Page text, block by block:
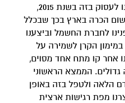
להגנת הטבע. "התחלנו לעסוק בזה בשנת 2015,
הכרה בארץ בכך שבכלל
לחברת החשמל וביצענו
הקרן לשמירה על
אחר קו מתח אחד מסוים,
גדולים. הממצא הראשוני
הלאה ולטפל בזה באופן
מפת רגישות ארצית